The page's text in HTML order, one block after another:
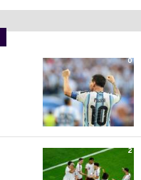
0
2